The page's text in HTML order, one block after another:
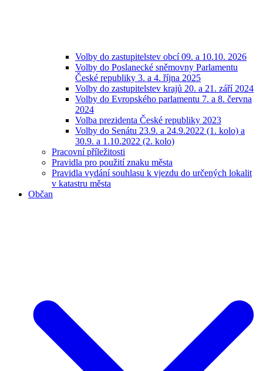
Volby do zastupitelstev obcí 09. a 10.10. 2026
Volby do Poslanecké sněmovny Parlamentu
České republiky 3. a 4. října 2025
Volby do zastupitelstev krajů 20. a 21. září 2024
Volby do Evropského parlamentu 7. a 8. června
2024
Volba prezidenta České republiky 2023
Volby do Senátu 23.9. a 24.9.2022 (1. kolo) a
30.9. a 1.10.2022 (2. kolo)
Pracovní příležitosti
Pravidla pro použití znaku města
Pravidla vydání souhlasu k vjezdu do určených lokalit
v katastru města
Občan